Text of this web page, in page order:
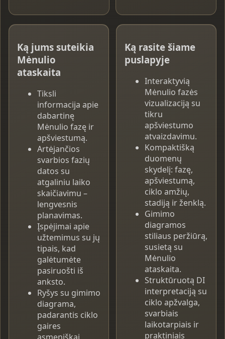
Ką jums suteikia
Mėnulio
ataskaita
Tiksli
informacija apie
dabartinę
Mėnulio fazę ir
apšviestumą.
Artėjančios
svarbios fazių
datos su
atgaliniu laiko
skaičiavimu –
lengvesnis
planavimas.
Įspėjimai apie
užtemimus su jų
tipais, kad
galėtumėte
pasiruošti iš
anksto.
Ryšys su gimimo
diagrama,
padarantis ciklo
gaires
Ką rasite šiame
puslapyje
Interaktyvią
Mėnulio fazės
vizualizaciją su
tikru
apšviestumo
atvaizdavimu.
Kompaktišką
duomenų
skydelį: fazę,
apšviestumą,
ciklo amžių,
stadiją ir ženklą.
Gimimo
diagramos
stiliaus peržiūrą,
susietą su
Mėnulio
ataskaita.
Struktūruotą DI
interpretaciją su
ciklo apžvalga,
svarbiais
laikotarpiais ir
praktiniais